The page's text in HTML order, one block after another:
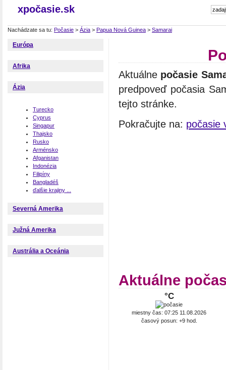
xpočasie.sk
Nachádzate sa tu: Počasie > Ázia > Papua Nová Guinea > Samarai
Európa
Afrika
Ázia
Turecko
Cyprus
Singapur
Thajsko
Rusko
Arménsko
Afganistan
Indonézia
Filipíny
Bangladéš
ďalšie krajiny ...
Severná Amerika
Južná Amerika
Austrália a Oceánia
Aktuálne počasie
predpoveď počasia
tejto stránke.
Pokračujte na: počasie
Aktuálne
°C
miestny čas: 07:25 11.08.2026
časový posun: +9 hod.